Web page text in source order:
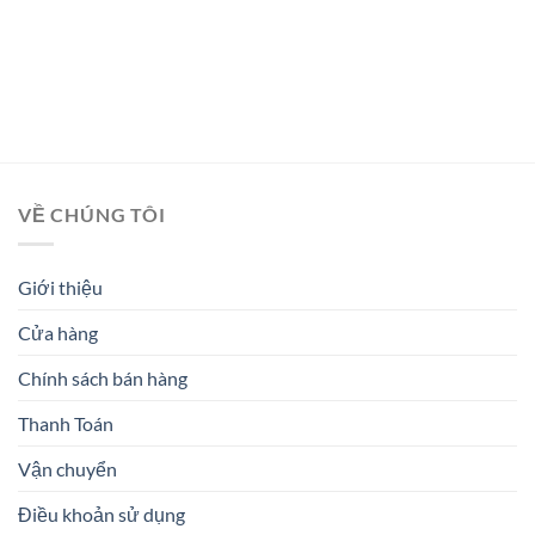
VỀ CHÚNG TÔI
Giới thiệu
Cửa hàng
Chính sách bán hàng
Thanh Toán
Vận chuyển
Điều khoản sử dụng